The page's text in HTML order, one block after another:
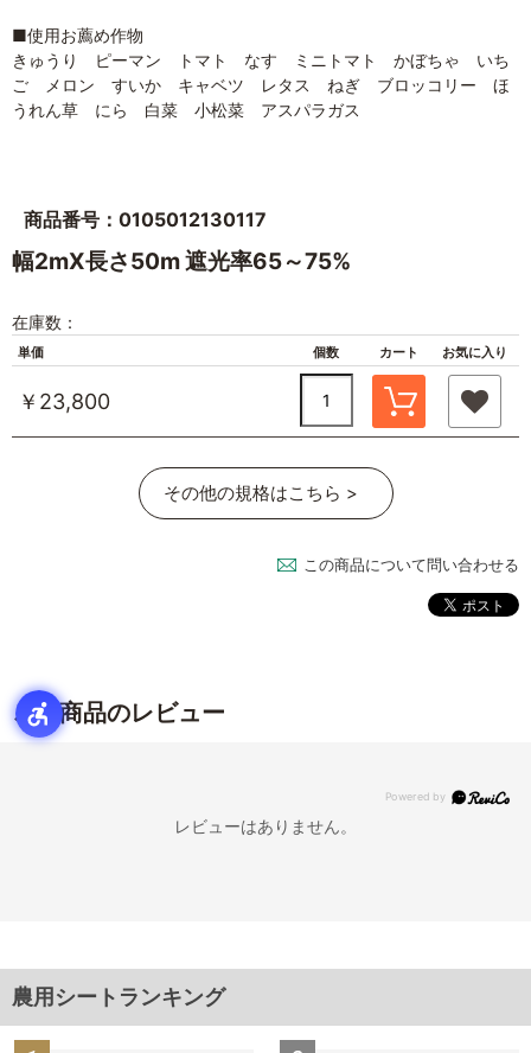
■使用お薦め作物
きゅうり ピーマン トマト なす ミニトマト かぼちゃ いち
ご メロン すいか キャベツ レタス ねぎ ブロッコリー ほ
うれん草 にら 白菜 小松菜 アスパラガス
商品番号：0105012130117
幅2mX長さ50m 遮光率65～75%
在庫数：
単価 個数 カート お気に入り
￥23,800
その他の規格はこちら >
この商品について問い合わせる
この商品のレビュー
レビューはありません。
農用シートランキング